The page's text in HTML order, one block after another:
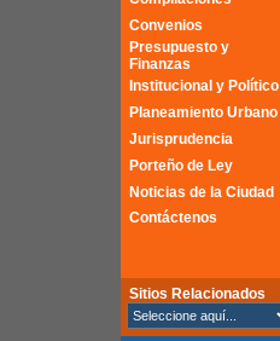
Convenios
Presupuesto y
Finanzas
Institucional y Político
Planeamiento Urbano
Jurisprudencia
Porteño de Ley
Noticias de la Ciudad
Contáctenos
Sitios Relacionados